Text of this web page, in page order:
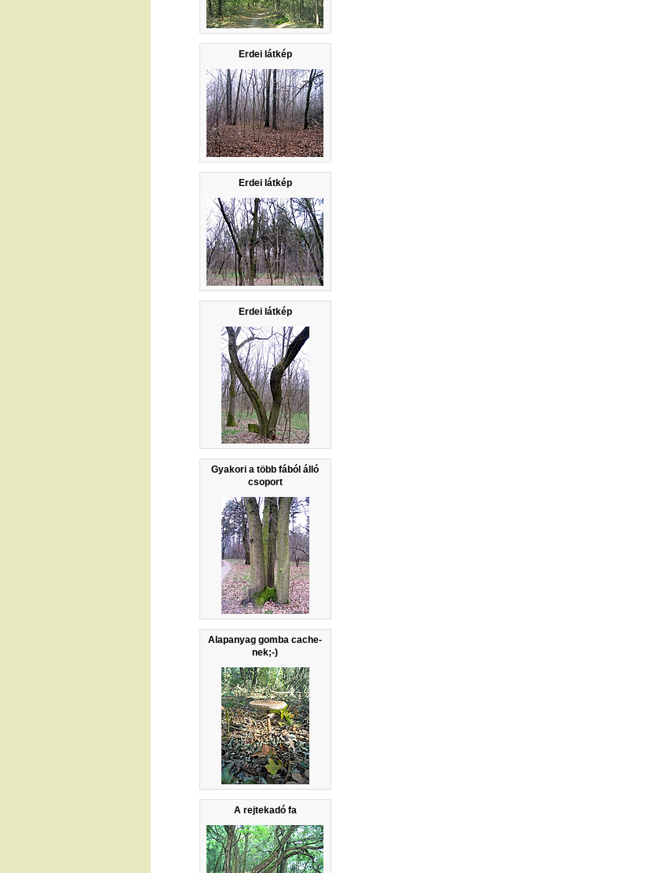
Erdei látkép
Erdei látkép
Erdei látkép
Gyakori a több fából álló
csoport
Alapanyag gomba cache-
nek;-)
A rejtekadó fa